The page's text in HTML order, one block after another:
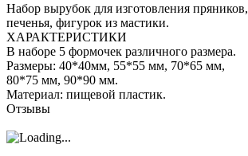
Набор вырубок для изготовления пряников,
печенья, фигурок из мастики.
ХАРАКТЕРИСТИКИ
В наборе 5 формочек различного размера.
Размеры: 40*40мм, 55*55 мм, 70*65 мм,
80*75 мм, 90*90 мм.
Материал: пищевой пластик.
Отзывы